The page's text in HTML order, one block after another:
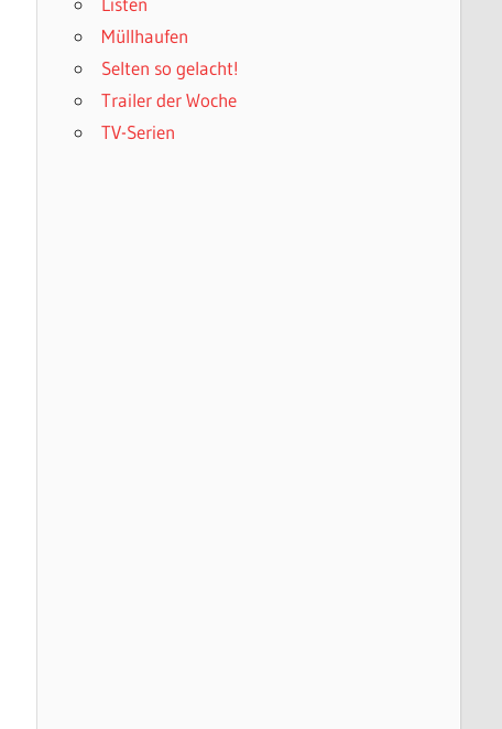
Müllhaufen
Selten so gelacht!
Trailer der Woche
TV-Serien